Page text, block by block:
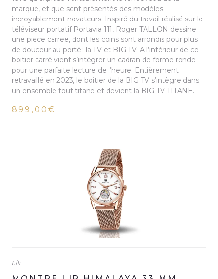
marque, et que sont présentés des modèles
incroyablement novateurs. Inspiré du travail réalisé sur le
téléviseur portatif Portavia 111, Roger TALLON dessine
une pièce carrée, dont les coins sont arrondis pour plus
de douceur au porté : la TV et BIG TV. A l’intérieur de ce
boitier carré vient s’intégrer un cadran de forme ronde
pour une parfaite lecture de l’heure. Entièrement
retravaillé en 2023, le boitier de la BIG TV s’intègre dans
un ensemble tout titane et devient la BIG TV TITANE.
899,00€
Lip